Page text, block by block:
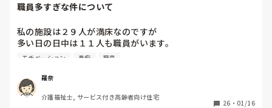
職員多すぎな件について
私の施設は２９人が満床なのですが
多い日の日中は１１人も職員がいます。
なので暇すぎて仕事内容がないです。
掃除担当がされるのですが、介護側の職員のすることもない
ため廊下の掃除や壁拭き、手すり消毒などの掃除をしていま
す。
モチベーション 愚痴 職員
羅奈
介護福祉士, サービス付き高齢者向け住宅
26 ・ 01/16